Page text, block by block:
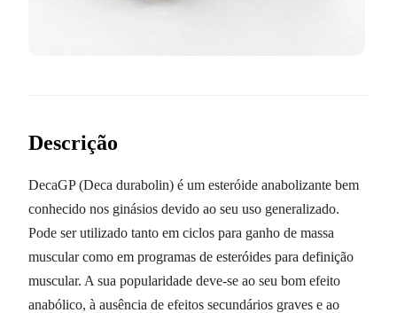
Descrição
DecaGP (Deca durabolin) é um esteróide anabolizante bem
conhecido nos ginásios devido ao seu uso generalizado.
Pode ser utilizado tanto em ciclos para ganho de massa
muscular como em programas de esteróides para definição
muscular. A sua popularidade deve-se ao seu bom efeito
anabólico, à ausência de efeitos secundários graves e ao